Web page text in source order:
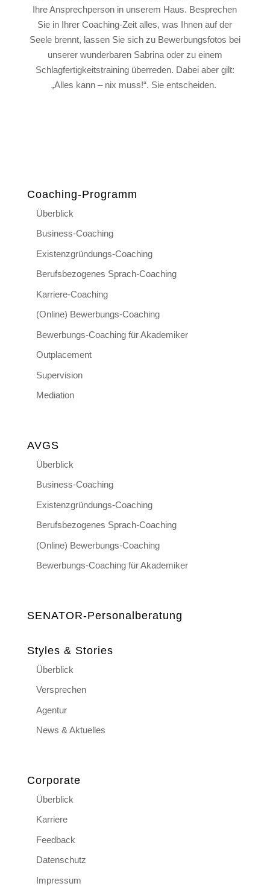
Ihre Ansprechperson in unserem Haus. Besprechen
Sie in Ihrer Coaching-Zeit alles, was Ihnen auf der
Seele brennt, lassen Sie sich zu Bewerbungsfotos bei
unserer wunderbaren Sabrina oder zu einem
Schlagfertigkeitstraining überreden. Dabei aber gilt:
„Alles kann – nix muss!“. Sie entscheiden.
Coaching-Programm
Überblick
Business-Coaching
Existenzgründungs-Coaching
Berufsbezogenes Sprach-Coaching
Karriere-Coaching
(Online) Bewerbungs-Coaching
Bewerbungs-Coaching für Akademiker
Outplacement
Supervision
Mediation
AVGS
Überblick
Business-Coaching
Existenzgründungs-Coaching
Berufsbezogenes Sprach-Coaching
(Online) Bewerbungs-Coaching
Bewerbungs-Coaching für Akademiker
SENATOR-Personalberatung
Styles & Stories
Überblick
Versprechen
Agentur
News & Aktuelles
Corporate
Überblick
Karriere
Feedback
Datenschutz
Impressum